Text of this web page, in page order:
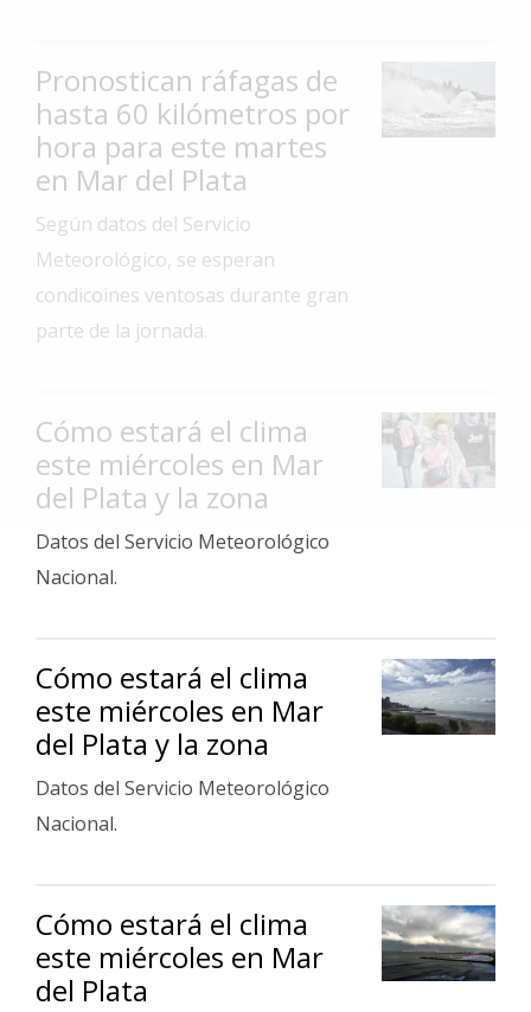
La
Ciudad
Deportes
Arte
Espectáculos
de
Familia
Clasificados
Fúnebres
Pronostican ráfagas de
hasta 60 kilómetros por
hora para este martes
en Mar del Plata
Según datos del Servicio
Meteorológico, se esperan
condicoines ventosas durante gran
parte de la jornada.
Cómo estará el clima
este miércoles en Mar
del Plata y la zona
Datos del Servicio Meteorológico
Nacional.
Cómo estará el clima
este miércoles en Mar
del Plata y la zona
Datos del Servicio Meteorológico
Nacional.
Cómo estará el clima
este miércoles en Mar
del Plata